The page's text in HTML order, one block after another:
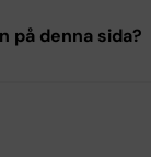
på denna sida?